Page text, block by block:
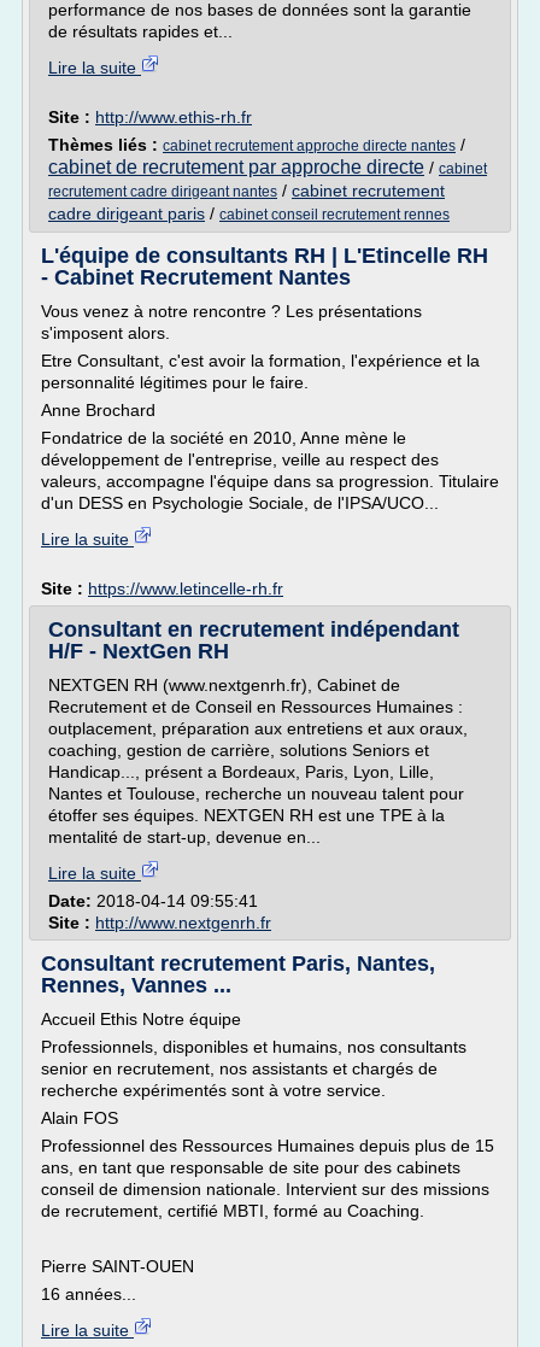
performance de nos bases de données sont la garantie
de résultats rapides et...
Lire la suite
Site : http://www.ethis-rh.fr
Thèmes liés : cabinet recrutement approche directe nantes /
cabinet de recrutement par approche directe / cabinet
recrutement cadre dirigeant nantes / cabinet recrutement
cadre dirigeant paris / cabinet conseil recrutement rennes
L'équipe de consultants RH | L'Etincelle RH
- Cabinet Recrutement Nantes
Vous venez à notre rencontre ? Les présentations
s'imposent alors.
Etre Consultant, c'est avoir la formation, l'expérience et la
personnalité légitimes pour le faire.
Anne Brochard
Fondatrice de la société en 2010, Anne mène le
développement de l'entreprise, veille au respect des
valeurs, accompagne l'équipe dans sa progression. Titulaire
d'un DESS en Psychologie Sociale, de l'IPSA/UCO...
Lire la suite
Site : https://www.letincelle-rh.fr
Consultant en recrutement indépendant
H/F - NextGen RH
NEXTGEN RH (www.nextgenrh.fr), Cabinet de
Recrutement et de Conseil en Ressources Humaines :
outplacement, préparation aux entretiens et aux oraux,
coaching, gestion de carrière, solutions Seniors et
Handicap..., présent a Bordeaux, Paris, Lyon, Lille,
Nantes et Toulouse, recherche un nouveau talent pour
étoffer ses équipes. NEXTGEN RH est une TPE à la
mentalité de start-up, devenue en...
Lire la suite
Date: 2018-04-14 09:55:41
Site : http://www.nextgenrh.fr
Consultant recrutement Paris, Nantes,
Rennes, Vannes ...
Accueil Ethis Notre équipe
Professionnels, disponibles et humains, nos consultants
senior en recrutement, nos assistants et chargés de
recherche expérimentés sont à votre service.
Alain FOS
Professionnel des Ressources Humaines depuis plus de 15
ans, en tant que responsable de site pour des cabinets
conseil de dimension nationale. Intervient sur des missions
de recrutement, certifié MBTI, formé au Coaching.
Pierre SAINT-OUEN
16 années...
Lire la suite